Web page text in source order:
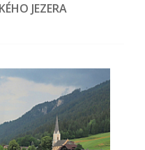
JEZERA